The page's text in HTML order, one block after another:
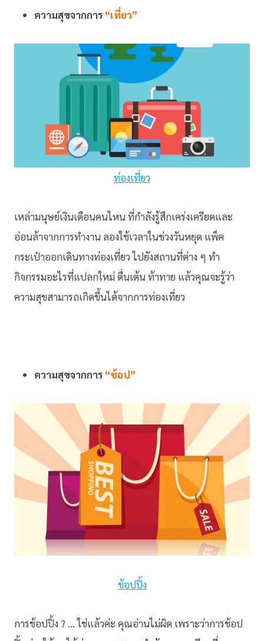
ความสุขจากการ “เที่ยว”
ท่องเที่ยว
เหล่ามนุษย์เงินเดือนคนไหน ที่กำลังรู้สึกเคร่งเครียดและ
อ่อนล้าจากการทำงาน ลองใช้เวลาในช่วงวันหยุด แพ็ค
กระเป๋าออกเดินทางท่องเที่ยว ไปยังสถานที่ต่าง ๆ ทำ
กิจกรรมอะไรที่แปลกใหม่ ตื่นเต้น ท้าทาย แล้วคุณจะรู้ว่า
ความสุขสามารถเกิดขึ้นได้จากการท่องเที่ยว
ความสุขจากการ “ช้อป”
ช้อปปิ้ง
การช้อปปิ้ง ? … ใช่แล้วค่ะ คุณอ่านไม่ผิด เพราะว่าการช้อป